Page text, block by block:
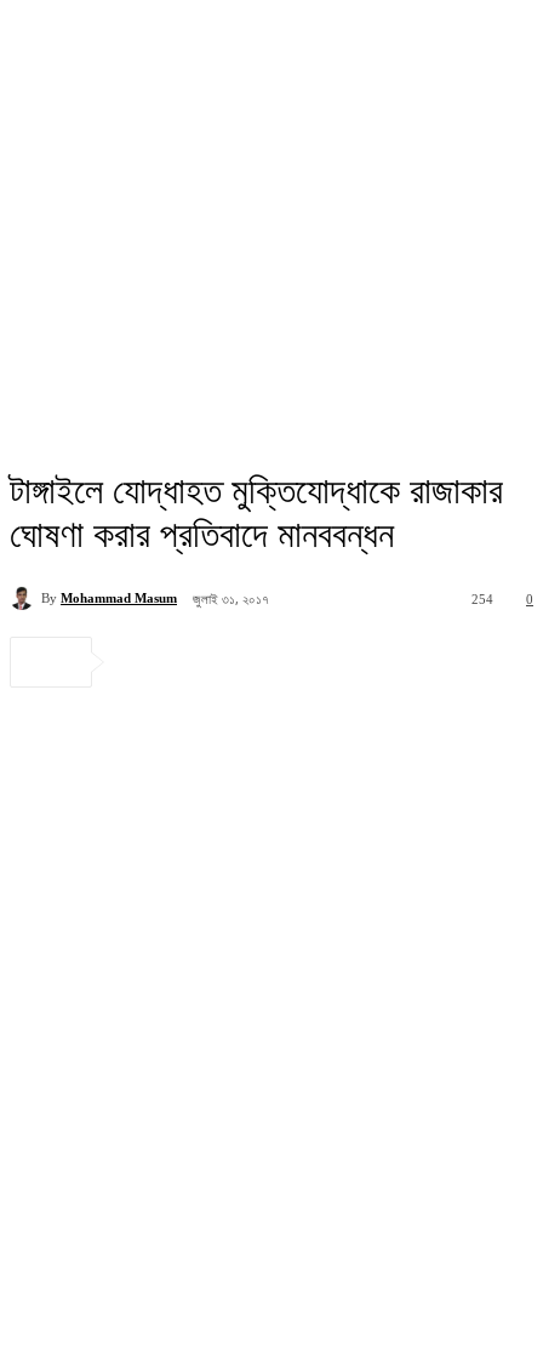
টাঙ্গাইলে যোদ্ধাহত মুক্তিযোদ্ধাকে রাজাকার
ঘোষণা করার প্রতিবাদে মানববন্ধন
By Mohammad Masum জুলাই ৩১, ২০১৭ 0
254